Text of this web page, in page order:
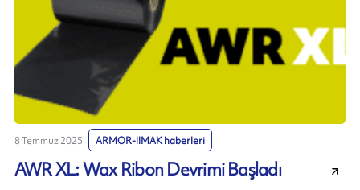
8 Temmuz 2025 ARMOR-IIMAK haberleri
AWR XL: Wax Ribon Devrimi Başladı